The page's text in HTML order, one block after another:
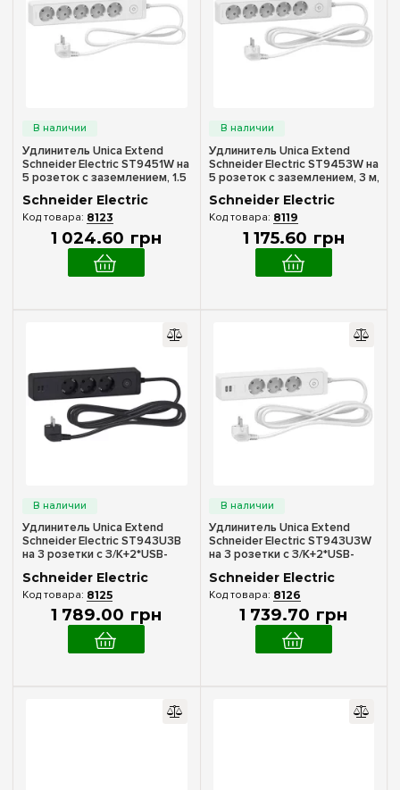
Удлинитель Unica Extend
Schneider Electric ST9451W на
5 розеток с заземлением, 1.5
м, белый
Schneider Electric
8123
1 024.60 грн
Удлинитель Unica Extend
Schneider Electric ST9453W на
5 розеток с заземлением, 3 м,
Schneider Electric
8119
1 175.60 грн
Удлинитель Unica Extend
Schneider Electric ST943U3B
на 3 розетки с З/К+2*USB-
розетки, 3м, черный
Schneider Electric
8125
1 789.00 грн
Удлинитель Unica Extend
Schneider Electric ST943U3W
на 3 розетки с З/К+2*USB-
розетки, 3м, белый
Schneider Electric
8126
1 739.70 грн